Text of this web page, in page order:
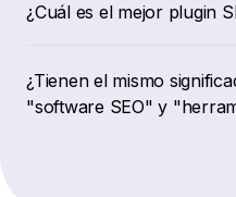
¿Cuál es el mejor plugin
¿Tienen el mismo
"software SEO" y